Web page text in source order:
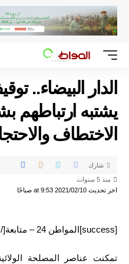
يشتبه ارتباطهم
الاختطاف
اخر تحديث 2021/02/10 at 9:53 صباحًا
منذ 5 سنوات
شارك
[success]المواطن 24 – متابعة[/success]
تمكنت عناصر المصلحة